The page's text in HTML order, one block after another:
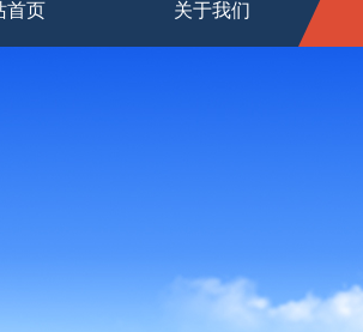
首页 关于我们